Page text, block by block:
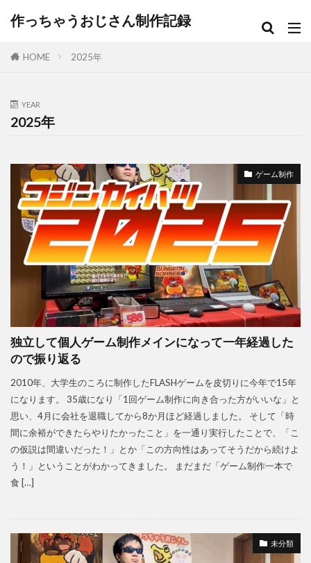
作っちゃうおじさん制作記録
HOME 2025年
YEAR
2025年
ゲーム制作
独立して個人ゲーム制作メインになって一年経過した
ので振り返る
2010年、大学生のころに制作したFLASHゲームを皮切りに今年で15年
になります。 35歳になり「1回ゲーム制作に向き合った方がいいな」と
思い、4月に会社を退職してから8か月ほど経過しました。 そして「時
間に余裕ができたらやりたかったこと」を一通り実行したことで、「こ
の仮説は間違いだった！」とか「この方向性はあってそうだから続けよ
う！」ということがわかってきました。 まだまだ「ゲーム制作一本で
食 […]
未分類